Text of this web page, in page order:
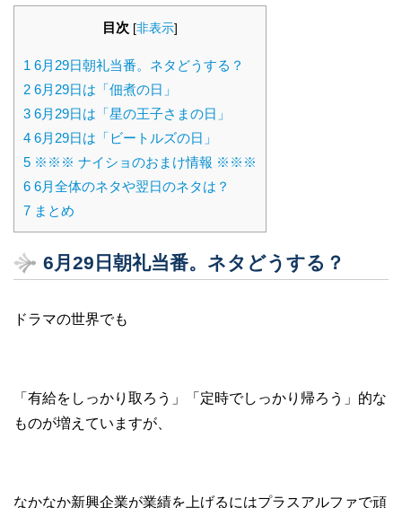
目次 [非表示]
1 6月29日朝礼当番。ネタどうする？
2 6月29日は「佃煮の日」
3 6月29日は「星の王子さまの日」
4 6月29日は「ビートルズの日」
5 ※※※ ナイショのおまけ情報 ※※※
6 6月全体のネタや翌日のネタは？
7 まとめ
6月29日朝礼当番。ネタどうする？
ドラマの世界でも
「有給をしっかり取ろう」「定時でしっかり帰ろう」的な
ものが増えていますが、
なかなか新興企業が業績を上げるにはプラスアルファで頑